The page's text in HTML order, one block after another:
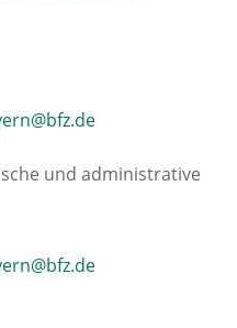
und administrative